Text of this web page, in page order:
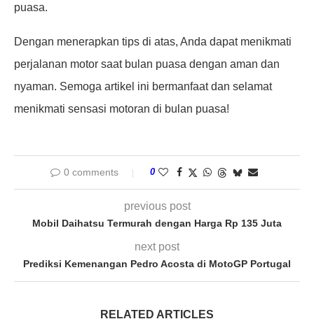
puasa.
Dengan menerapkan tips di atas, Anda dapat menikmati
perjalanan motor saat bulan puasa dengan aman dan
nyaman. Semoga artikel ini bermanfaat dan selamat
menikmati sensasi motoran di bulan puasa!
0 comments 0
previous post
Mobil Daihatsu Termurah dengan Harga Rp 135 Juta
next post
Prediksi Kemenangan Pedro Acosta di MotoGP Portugal
RELATED ARTICLES